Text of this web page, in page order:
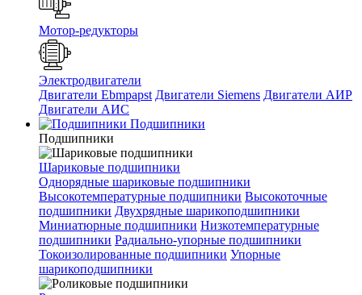
Мотор-редукторы
Электродвигатели
Двигатели Ebmpapst Двигатели Siemens Двигатели АИР
Двигатели АИС
Подшипники
Подшипники
Шариковые подшипники
Однорядные шариковые подшипники
Высокотемпературные подшипники Высокоточные
подшипники Двухрядные шарикоподшипники
Миниатюрные подшипники Низкотемпературные
подшипники Радиально-упорные подшипники
Токоизолированные подшипники Упорные
шарикоподшипники